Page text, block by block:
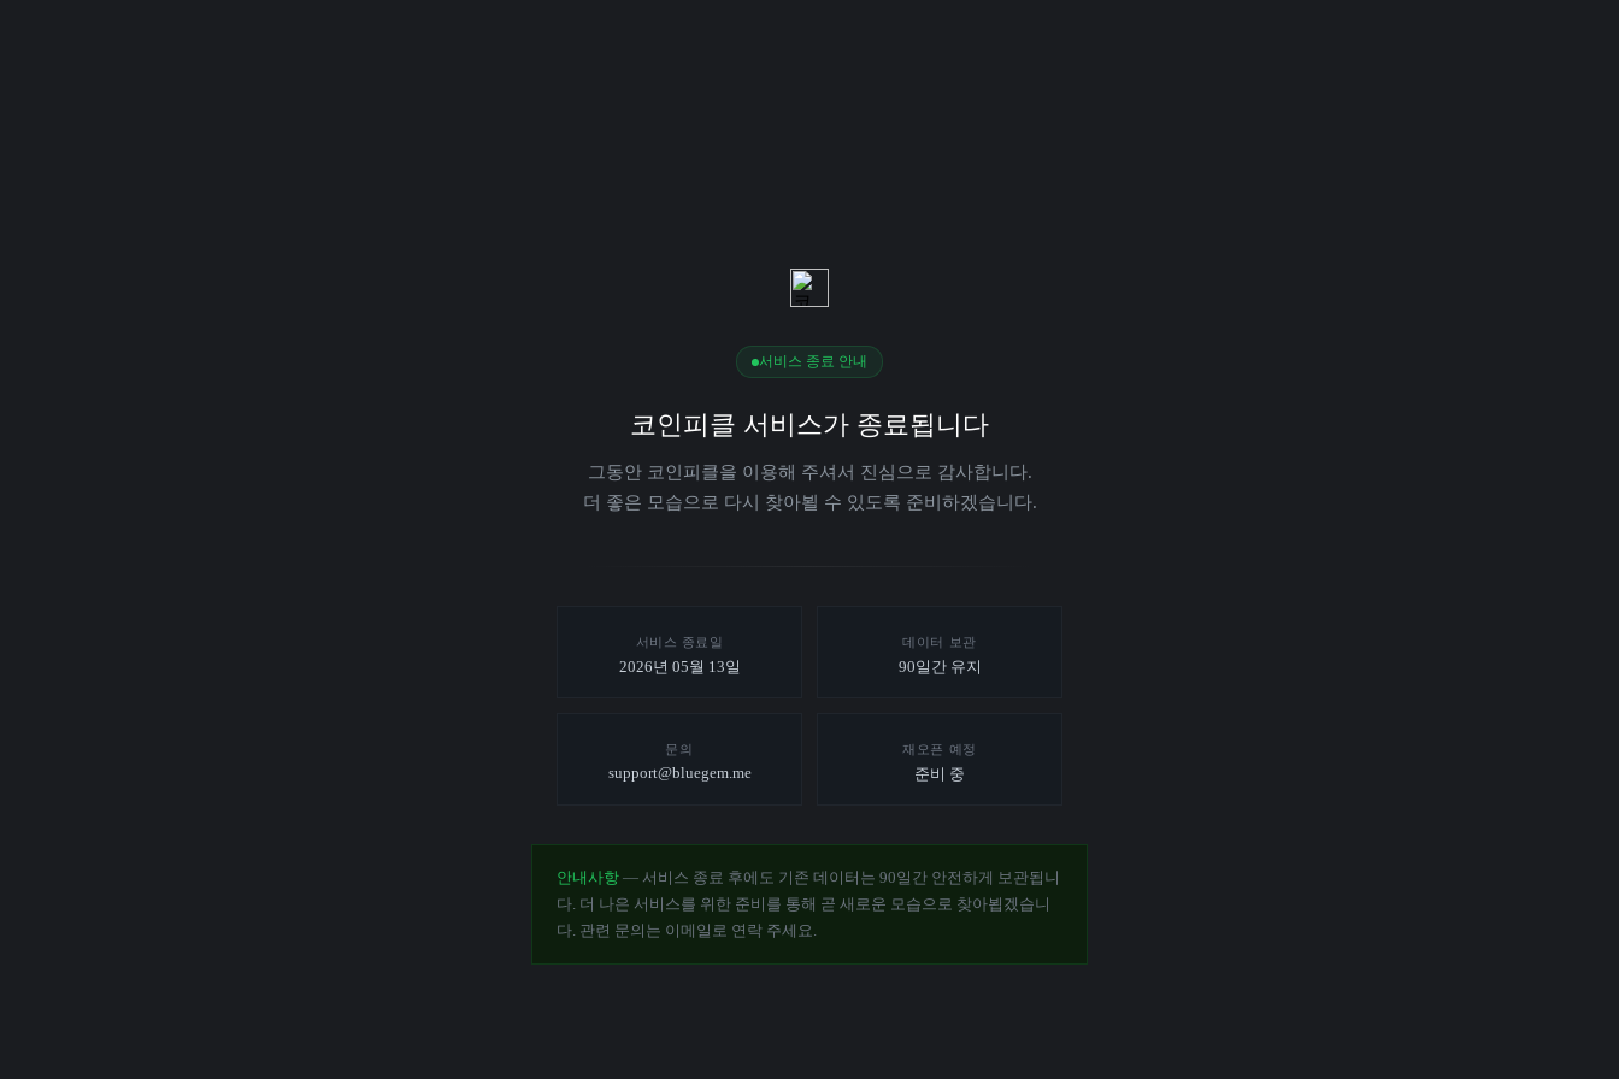
서비스 종료 안내
코인피클 서비스가 종료됩니다
그동안 코인피클을 이용해 주셔서 진심으로 감사합니다.
더 좋은 모습으로 다시 찾아뵐 수 있도록 준비하겠습니다.
서비스 종료일
2026년 05월 13일
데이터 보관
90일간 유지
문의
support@bluegem.me
재오픈 예정
준비 중
안내사항 — 서비스 종료 후에도 기존 데이터는 90일간 안전하게 보관됩니
다. 더 나은 서비스를 위한 준비를 통해 곧 새로운 모습으로 찾아뵙겠습니
다. 관련 문의는 이메일로 연락 주세요.